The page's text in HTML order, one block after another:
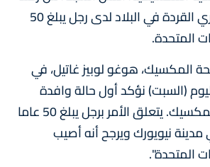
أول حالة إصابة بجدري القردة في البلاد لدى رجل يبلغ 50
المتحدة.
المكسيك، هوغو لوبيز غاتيل، في
(السبت) نؤكد أول حالة وافدة
بجدري القردة في المكسيك. يتعلق الأمر برجل يبلغ 50 عاما
نيويورك ويرجح أنه أصيب
المتحدة".